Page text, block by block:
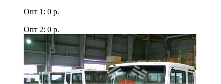
Опт 1: 0 р.
Опт 2: 0 р.